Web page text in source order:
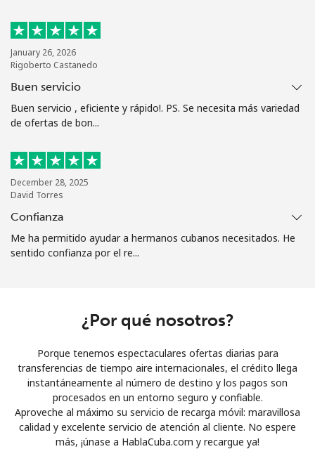
Inicia sesión o
Continuar con
January 26, 2026
Rigoberto Castanedo
Buen servicio
Buen servicio , eficiente y rápido!. PS. Se necesita más variedad
de ofertas de bon...
December 28, 2025
David Torres
Confianza
Me ha permitido ayudar a hermanos cubanos necesitados. He
sentido confianza por el re...
¿Por qué nosotros?
Porque tenemos espectaculares ofertas diarias para
transferencias de tiempo aire internacionales, el crédito llega
instantáneamente al número de destino y los pagos son
procesados en un entorno seguro y confiable.
Aproveche al máximo su servicio de recarga móvil: maravillosa
calidad y excelente servicio de atención al cliente. No espere
más, ¡únase a HablaCuba.com y recargue ya!